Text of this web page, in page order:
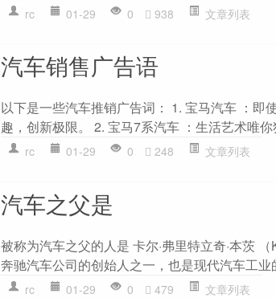
rc 01-29 0 938 文章列表
汽车销售广告语
以下是一些汽车推销广告词： 1. 宝马汽车 ：
趣，创新极限。 2. 宝马7系汽车 ：生活艺术唯
rc 01-29 0 248 文章列表
汽车之父是
被称为汽车之父的人是 卡尔·弗里特立奇·本茨
奔驰汽车公司的创始人之一，也是现代汽车工业
rc 01-29 0 479 文章列表